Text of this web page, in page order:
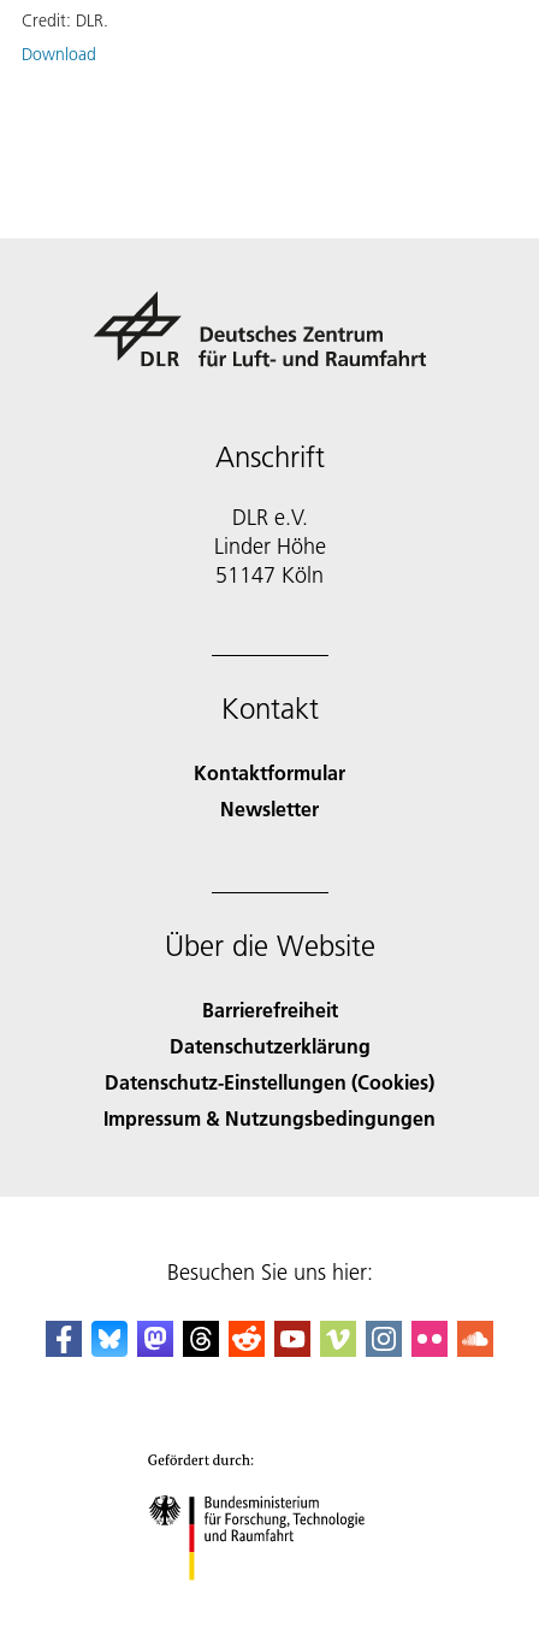
Credit: DLR.
Download
Anschrift
DLR e.V.
Linder Höhe
51147 Köln
Kontakt
Kontaktformular
Newsletter
Über die Website
Barrierefreiheit
Datenschutzerklärung
Datenschutz-Einstellungen (Cookies)
Impressum & Nutzungsbedingungen
Besuchen Sie uns hier: